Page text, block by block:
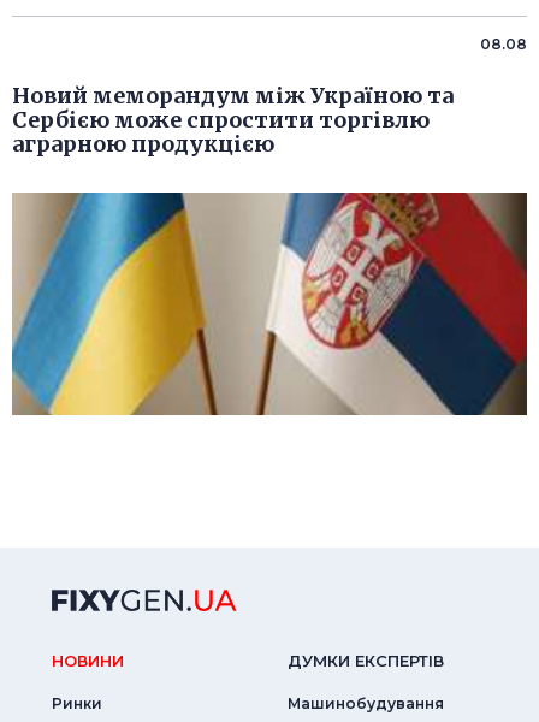
08.08
Новий меморандум між Україною та
Сербією може спростити торгівлю
аграрною продукцією
НОВИНИ
Ринки
ДУМКИ ЕКСПЕРТIВ
Машинобудування